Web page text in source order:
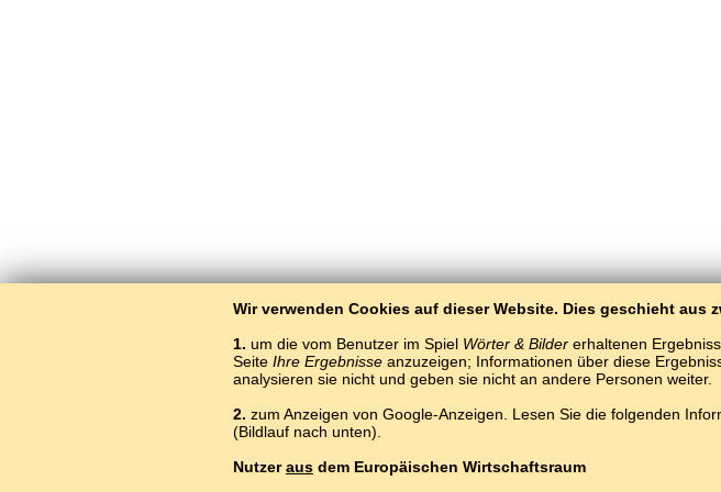
Wir verwenden Cookies auf dieser Website. Dies geschieht aus
1. um die vom Benutzer im Spiel Wörter & Bildererhaltenen
Seite Ihre Ergebnisse anzuzeigen; Informationen über diese
analysieren sie nicht und geben sie nicht an andere Personen weiter.
2. zum Anzeigen von Google-Anzeigen. Lesen Sie die folgenden
(Bildlauf nach unten).
Nutzeraus dem Europäischen Wirtschaftsraum
Darmotnje litawšćina wuknyć.
Copyright © 2015–2025